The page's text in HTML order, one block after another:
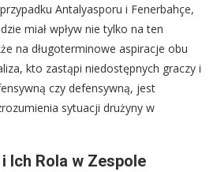
Antalyasporu i Fenerbahçe,
miał wpływ nie tylko na ten
na długoterminowe aspiracje obu
kto zastąpi niedostępnych graczy i
czy defensywną, jest
sytuacji drużyny w
Ich Rola w Zespole